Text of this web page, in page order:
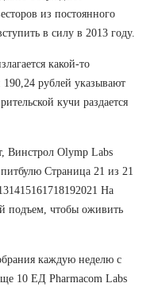
из постоянного
в силу в 2013 году.
какой-то
рублей указывают
кучи раздается
Винстрол Olymp Labs
Страница 21 из 21
На
подъем, чтобы оживить
каждую неделю с
10 ЕД Pharmacom Labs